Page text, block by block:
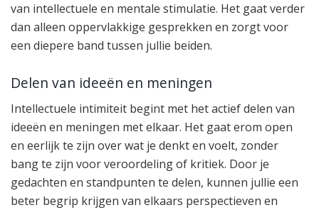
van intellectuele en mentale stimulatie. Het gaat verder
dan alleen oppervlakkige gesprekken en zorgt voor
een diepere band tussen jullie beiden.
Delen van ideeën en meningen
Intellectuele intimiteit begint met het actief delen van
ideeën en meningen met elkaar. Het gaat erom open
en eerlijk te zijn over wat je denkt en voelt, zonder
bang te zijn voor veroordeling of kritiek. Door je
gedachten en standpunten te delen, kunnen jullie een
beter begrip krijgen van elkaars perspectieven en